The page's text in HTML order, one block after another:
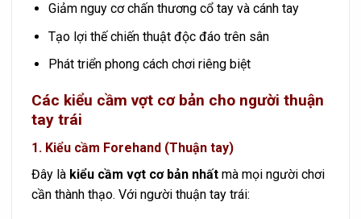
Giảm nguy cơ chấn thương cổ tay và cánh tay
Tạo lợi thế chiến thuật độc đáo trên sân
Phát triển phong cách chơi riêng biệt
Các kiểu cầm vợt cơ bản cho người thuận
tay trái
1. Kiểu cầm Forehand (Thuận tay)
Đây là kiểu cầm vợt cơ bản nhất mà mọi người chơi
cần thành thạo. Với người thuận tay trái: